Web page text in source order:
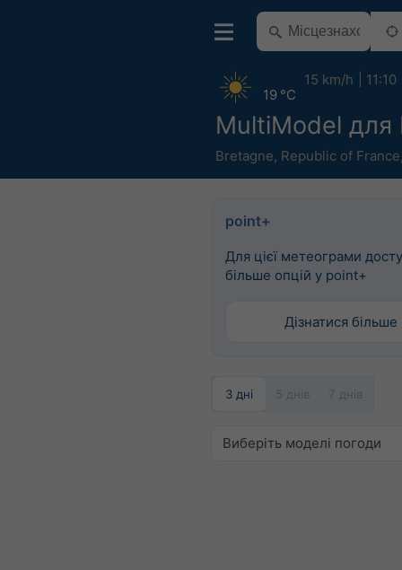
MultiModel для
Bretagne, Republic of France
19 °C
15 km/h 11:10
point+
Для цієї метеограми
більше опцій у point+
Дізнатися більше
3 дні 5 днів 7 днів
Виберіть моделі погоди